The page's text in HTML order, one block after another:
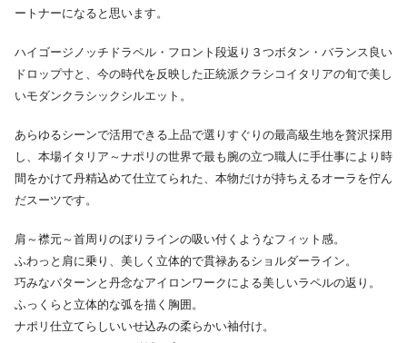
ートナーになると思います。
ハイゴージノッチドラペル・フロント段返り３つボタン・バランス良い
ドロップ寸と、今の時代を反映した正統派クラシコイタリアの旬で美し
いモダンクラシックシルエット。
あらゆるシーンで活用できる上品で選りすぐりの最高級生地を贅沢採用
し、本場イタリア～ナポリの世界で最も腕の立つ職人に手仕事により時
間をかけて丹精込めて仕立てられた、本物だけが持ちえるオーラを佇ん
だスーツです。
肩～襟元～首周りのぼりラインの吸い付くようなフィット感。
ふわっと肩に乗り、美しく立体的で貫禄あるショルダーライン。
巧みなパターンと丹念なアイロンワークによる美しいラペルの返り。
ふっくらと立体的な弧を描く胸囲。
ナポリ仕立てらしいいせ込みの柔らかい袖付け。